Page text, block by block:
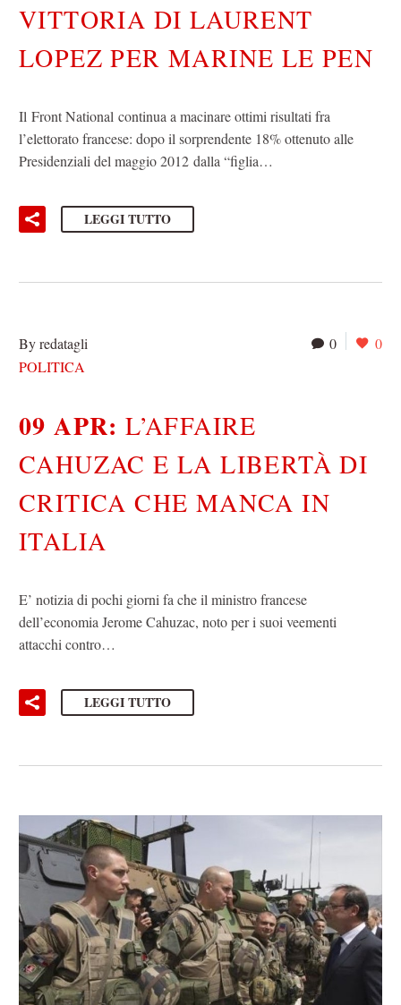
VITTORIA DI LAURENT
LOPEZ PER MARINE LE PEN
Il Front National continua a macinare ottimi risultati fra
l’elettorato francese: dopo il sorprendente 18% ottenuto alle
Presidenziali del maggio 2012 dalla “figlia…
LEGGI TUTTO
0 0
By redatagli
POLITICA
09 APR:L’AFFAIRE
CAHUZAC E LA LIBERTÀ DI
CRITICA CHE MANCA IN
ITALIA
E’ notizia di pochi giorni fa che il ministro francese
dell’economia Jerome Cahuzac, noto per i suoi veementi
attacchi contro…
LEGGI TUTTO